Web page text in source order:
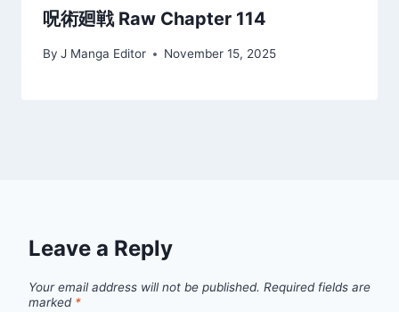
呪術廻戦 Raw Chapter 114
By J Manga Editor November 15, 2025
Leave a Reply
Your email address will not be published. Required fields are
marked *